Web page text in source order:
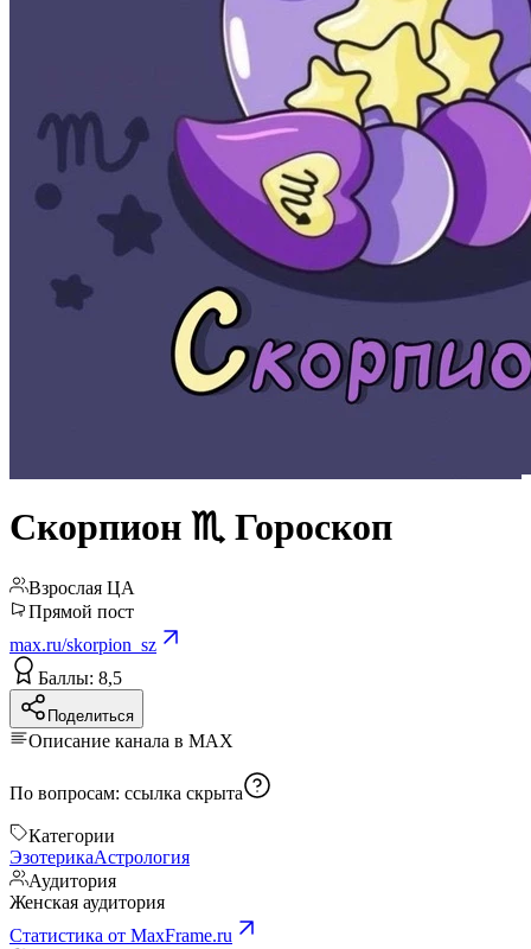
Скорпион ♏︎ Гороскоп
Взрослая ЦА
Прямой пост
max.ru/skorpion_sz
Баллы: 8,5
Поделиться
Описание канала в MAX
По вопросам: ссылка скрыта
Категории
ЭзотерикаАстрология
Аудитория
Женская аудитория
Статистика от MaxFrame.ru